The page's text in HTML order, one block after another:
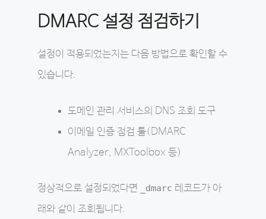
DMARC 설정 점검하기
설정이 적용되었는지는 다음 방법으로 확인할 수
있습니다.
도메인 관리 서비스의 DNS 조회 도구
이메일 인증 점검 툴(DMARC
Analyzer, MXToolbox 등)
정상적으로 설정되었다면 _dmarc 레코드가 아
래와 같이 조회됩니다.